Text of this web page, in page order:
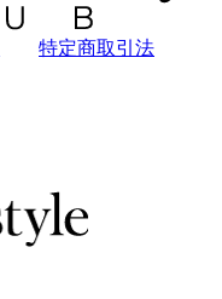
特定商取引法